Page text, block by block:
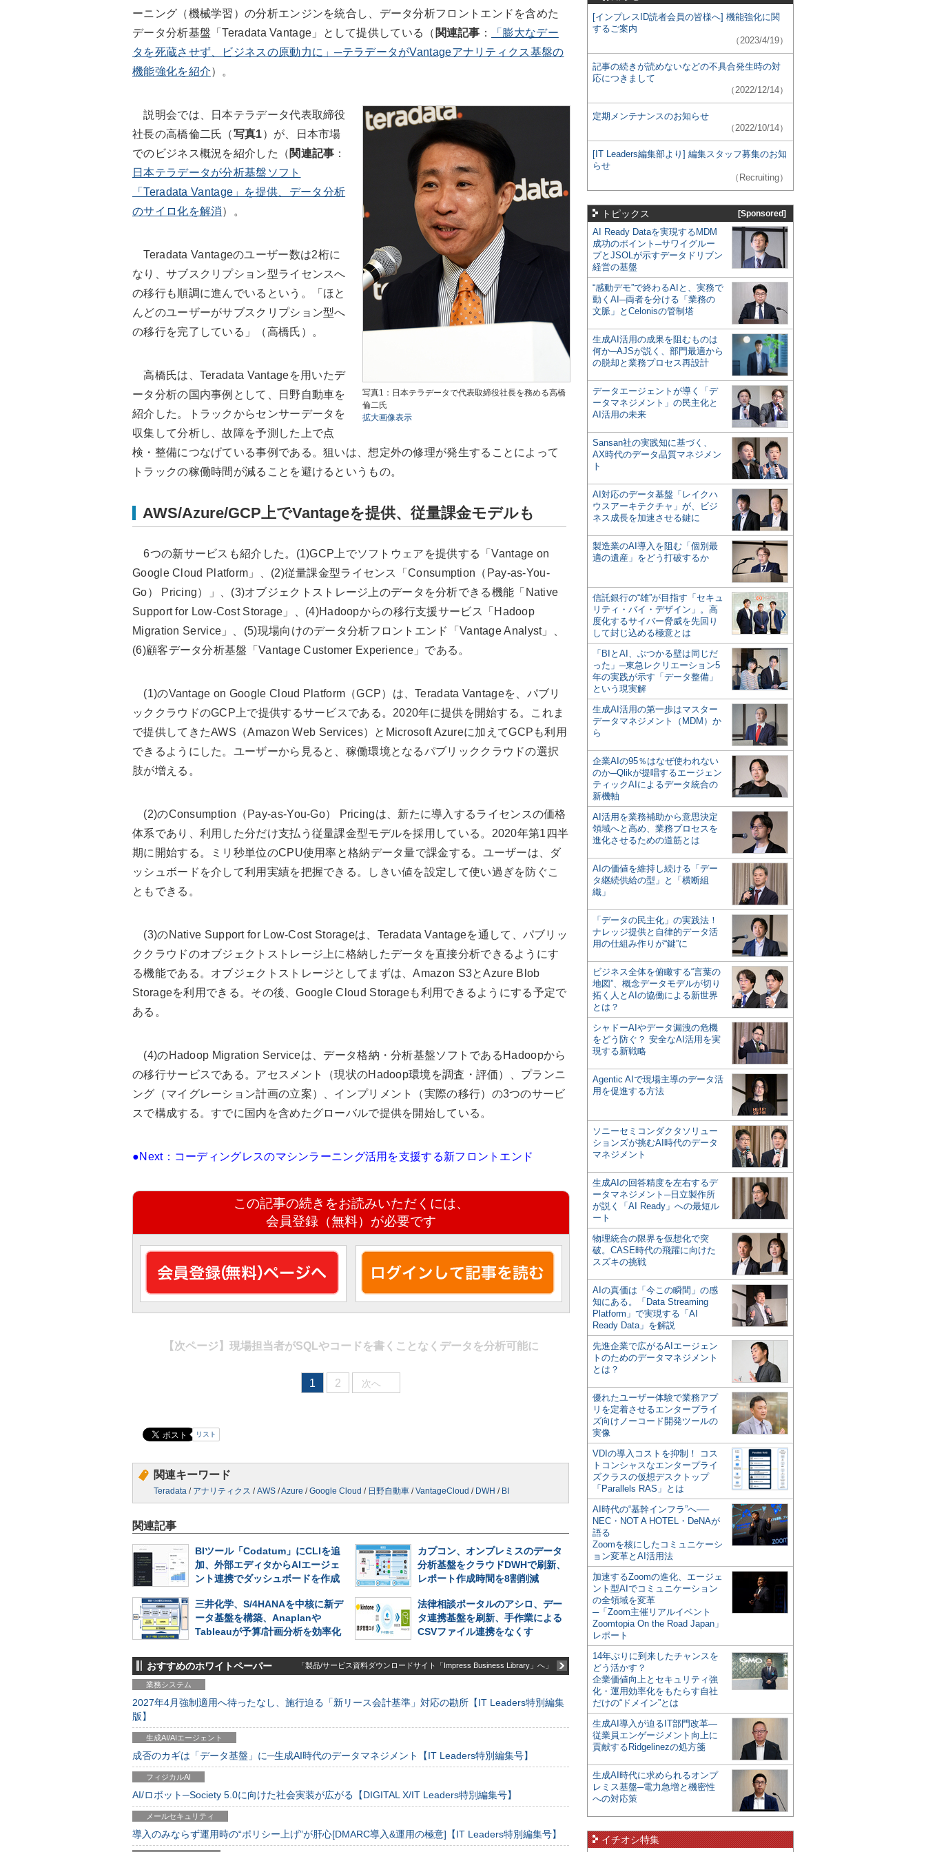
ーニング（機械学習）の分析エンジンを統合し、データ分析フロントエンドを含めた
データ分析基盤「Teradata Vantage」として提供している（ 関連記事 ：
「膨大なデー
タを死蔵させず、ビジネスの原動力に」─テラデータがVantageアナリティクス基盤の
機能強化を紹介）。
写真1：日本テラデータで代表取締役社長を務める高橋
倫二氏
拡大画像表示
説明会では、日本テラデータ代表取締役
社長の高橋倫二氏（写真1）が、日本市場
でのビジネス概況を紹介した（ 関連記事 ：
日本テラデータが分析基盤ソフト
「Teradata Vantage」を提供、データ分析
のサイロ化を解消）。
Teradata Vantageのユーザー数は2桁に
なり、サブスクリプション型ライセンスへ
の移行も順調に進んでいるという。「ほと
んどのユーザーがサブスクリプション型へ
の移行を完了している」（高橋氏）。
高橋氏は、Teradata Vantageを用いたデ
ータ分析の国内事例として、日野自動車を
紹介した。トラックからセンサーデータを
収集して分析し、故障を予測した上で点
検・整備につなげている事例である。狙いは、想定外の修理が発生することによって
トラックの稼働時間が減ることを避けるというもの。
AWS/Azure/GCP上でVantageを提供、従量課金モデルも
6つの新サービスも紹介した。(1)GCP上でソフトウェアを提供する「Vantage on
Google Cloud Platform」、(2)従量課金型ライセンス「Consumption（Pay-as-You-
Go） Pricing）」、(3)オブジェクトストレージ上のデータを分析できる機能「Native
Support for Low-Cost Storage」、(4)Hadoopからの移行支援サービス「Hadoop
Migration Service」、(5)現場向けのデータ分析フロントエンド「Vantage Analyst」、
(6)顧客データ分析基盤「Vantage Customer Experience」である。
(1)のVantage on Google Cloud Platform（GCP）は、Teradata Vantageを、パブリ
ッククラウドのGCP上で提供するサービスである。2020年に提供を開始する。これま
で提供してきたAWS（Amazon Web Services）とMicrosoft Azureに加えてGCPも利用
できるようにした。ユーザーから見ると、稼働環境となるパブリッククラウドの選択
肢が増える。
(2)のConsumption（Pay-as-You-Go） Pricingは、新たに導入するライセンスの価格
体系であり、利用した分だけ支払う従量課金型モデルを採用している。2020年第1四半
期に開始する。ミリ秒単位のCPU使用率と格納データ量で課金する。ユーザーは、ダ
ッシュボードを介して利用実績を把握できる。しきい値を設定して使い過ぎを防ぐこ
ともできる。
(3)のNative Support for Low-Cost Storageは、Teradata Vantageを通して、パブリッ
ククラウドのオブジェクトストレージ上に格納したデータを直接分析できるようにす
る機能である。オブジェクトストレージとしてまずは、Amazon S3とAzure Blob
Storageを利用できる。その後、Google Cloud Storageも利用できるようにする予定で
ある。
(4)のHadoop Migration Serviceは、データ格納・分析基盤ソフトであるHadoopから
の移行サービスである。アセスメント（現状のHadoop環境を調査・評価）、プランニ
ング（マイグレーション計画の立案）、インプリメント（実際の移行）の3つのサービ
スで構成する。すでに国内を含めたグローバルで提供を開始している。
●Next：コーディングレスのマシンラーニング活用を支援する新フロントエンド
この記事の続きをお読みいただくには、
会員登録（無料）が必要です
【次ページ】 現場担当者がSQLやコードを書くことなくデータを分析可能に
1 2 次へ
リスト
関連キーワード
Teradata / アナリティクス /AWS /Azure /Google Cloud / 日野自動車 /VantageCloud / DWH / BI
関連記事
BIツール「Codatum」にCLIを追
加、外部エディタからAIエージェ
ント連携でダッシュボードを作成
カプコン、オンプレミスのデータ
分析基盤をクラウドDWHで刷新、
レポート作成時間を8割削減
三井化学、S/4HANAを中核に新デ
ータ基盤を構築、Anaplanや
Tableauが予算/計画分析を効率化
法律相談ポータルのアシロ、デー
タ連携基盤を刷新、手作業による
CSVファイル連携をなくす
おすすめのホワイトペーパー 「製品/サービス資料ダウンロードサイト「Impress Business Library」へ」
業務システム
2027年4月強制適用へ待ったなし、施行迫る「新リース会計基準」対応の勘所【IT Leaders特別編集
版】
生成AI/AIエージェント
成否のカギは「データ基盤」に─生成AI時代のデータマネジメント【IT Leaders特別編集号】
フィジカルAI
AI/ロボット─Society 5.0に向けた社会実装が広がる【DIGITAL X/IT Leaders特別編集号】
メールセキュリティ
導入のみならず運用時の“ポリシー上げ”が肝心[DMARC導入&運用の極意]【IT Leaders特別編集号】
[インプレスID読者会員の皆様へ] 機能強化に関
するご案内
（2023/4/19）
記事の続きが読めないなどの不具合発生時の対
応につきまして
（2022/12/14）
定期メンテナンスのお知らせ
（2022/10/14）
[IT Leaders編集部より] 編集スタッフ募集のお知
らせ
（Recruiting）
トピックス [Sponsored]
AI Ready Dataを実現するMDM
成功のポイント─サワイグルー
プとJSOLが示すデータドリブン
経営の基盤
“感動デモ”で終わるAIと、実務で
動くAI─両者を分ける「業務の
文脈」とCelonisの管制塔
生成AI活用の成果を阻むものは
何か─AJSが説く、部門最適から
の脱却と業務プロセス再設計
データエージェントが導く「デ
ータマネジメント」の民主化と
AI活用の未来
Sansan社の実践知に基づく、
AX時代のデータ品質マネジメン
ト
AI対応のデータ基盤「レイクハ
ウスアーキテクチャ」が、ビジ
ネス成長を加速させる鍵に
製造業のAI導入を阻む「個別最
適の遺産」をどう打破するか
信託銀行の“雄”が目指す「セキュ
リティ・バイ・デザイン」。高
度化するサイバー脅威を先回り
して封じ込める極意とは
「BIとAI、ぶつかる壁は同じだ
った」─東急レクリエーション5
年の実践が示す「データ整備」
という現実解
生成AI活用の第一歩はマスター
データマネジメント（MDM）か
ら
企業AIの95％はなぜ使われない
のか─Qlikが提唱するエージェン
ティックAIによるデータ統合の
新機軸
AI活用を業務補助から意思決定
領域へと高め、業務プロセスを
進化させるための道筋とは
AIの価値を維持し続ける「デー
タ継続供給の型」と「横断組
織」
「データの民主化」の実践法！
ナレッジ提供と自律的データ活
用の仕組み作りが“鍵”に
ビジネス全体を俯瞰する“言葉の
地図”、概念データモデルが切り
拓く人とAIの協働による新世界
とは？
シャドーAIやデータ漏洩の危機
をどう防ぐ？ 安全なAI活用を実
現する新戦略
Agentic AIで現場主導のデータ活
用を促進する方法
ソニーセミコンダクタソリュー
ションズが挑むAI時代のデータ
マネジメント
生成AIの回答精度を左右するデ
ータマネジメント─日立製作所
が説く「AI Ready」への最短ル
ート
物理統合の限界を仮想化で突
破。CASE時代の飛躍に向けた
スズキの挑戦
AIの真価は「今この瞬間」の感
知にある。「Data Streaming
Platform」で実現する「AI
Ready Data」を解説
先進企業で広がるAIエージェン
トのためのデータマネジメント
とは？
優れたユーザー体験で業務アプ
リを定着させるエンタープライ
ズ向けノーコード開発ツールの
実像
VDIの導入コストを抑制！ コス
トコンシャスなエンタープライ
ズクラスの仮想デスクトップ
「Parallels RAS」とは
AI時代の“基幹インフラ”へ──
NEC・NOT A HOTEL・DeNAが
語る
Zoomを核にしたコミュニケーシ
ョン変革とAI活用法
加速するZoomの進化、エージェ
ント型AIでコミュニケーション
の全領域を変革
─「Zoom主催リアルイベント
Zoomtopia On the Road Japan」
レポート
14年ぶりに到来したチャンスを
どう活かす？
企業価値向上とセキュリティ強
化・運用効率化をもたらす自社
だけの“ドメイン”とは
生成AI導入が迫るIT部門改革―
従業員エンゲージメント向上に
貢献するRidgelinezの処方箋
生成AI時代に求められるオンプ
レミス基盤─電力急増と機密性
への対応策
イチオシ特集